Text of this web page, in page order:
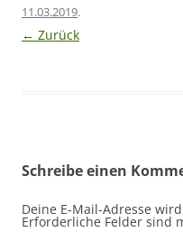
11.03.2019.
← Zurück
Schreibe einen
Deine E-Mail-Adresse
Erforderliche Felder sind